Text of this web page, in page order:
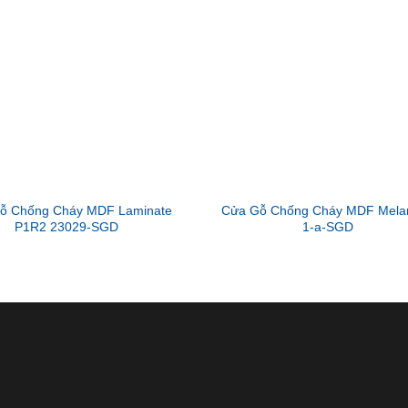
Chống Cháy MDF Laminate
P1R2 23029-SGD
Cửa Gỗ Chống Cháy MDF
1-a-SGD